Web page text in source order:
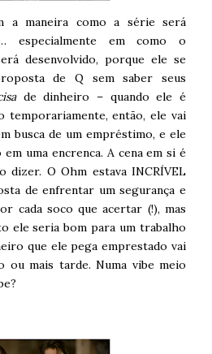
a maneira como a série será
especialmente em como o
desenvolvido, porque ele se
de Q sem saber seus
de dinheiro – quando ele é
temporariamente, então, ele vai
busca de um empréstimo, e ele
uma encrenca. A cena em si é
dizer. O Ohm estava INCRÍVEL
de enfrentar um segurança e
cada soco que acertar (!), mas
ele seria bom para um trabalho
que ele pega emprestado vai
ou mais tarde. Numa vibe meio